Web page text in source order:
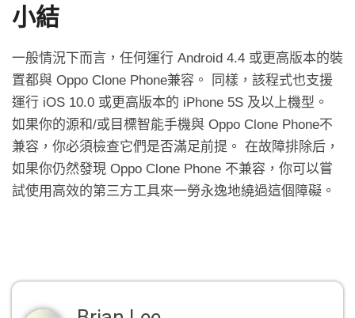
小結
一般情況下而言，任何運行 Android 4.4 或更高版本的裝
置都與 Oppo Clone Phone兼容。 同樣，該程式也支援
運行 iOS 10.0 或更高版本的 iPhone 5S 及以上機型。
如果你的源和/或目標智能手機與 Oppo Clone Phone不
兼容，你必須檢查它們是否滿足前提。 在故障排除后，
如果你仍然發現 Oppo Clone Phone 不兼容，你可以嘗
試使用高效的第三方工具來一勞永逸地繞過這個障礙。